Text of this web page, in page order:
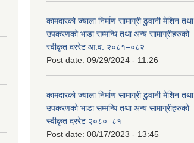
कामदारको ज्याला निर्माण सामाग्री ढुवानी मेशिन तथा
उपकरणको भाडा सम्मन्धि तथा अन्य सामाग्रीहरुको
स्वीकृत दररेट आ.व. २०८१–०८२
Post date: 09/29/2024 - 11:26
कामदारको ज्याला निर्माण सामाग्री ढुवानी मेशिन तथा
उपकरणको भाडा सम्मन्धि तथा अन्य सामाग्रीहरुको
स्वीकृत दररेट २०८०–८१
Post date: 08/17/2023 - 13:45